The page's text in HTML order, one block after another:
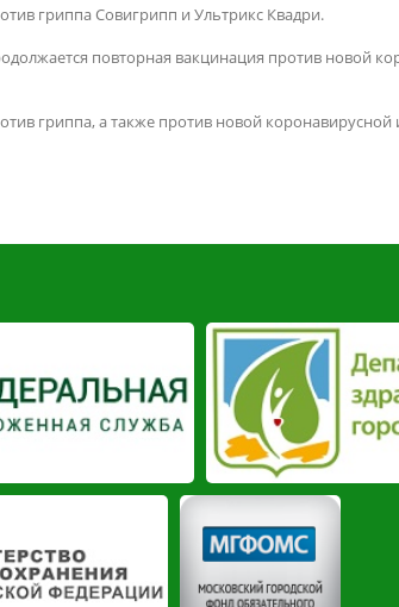
гриппа Совигрипп и Ультрикс Квадри.
повторная вакцинация против новой
гриппа, а также против новой